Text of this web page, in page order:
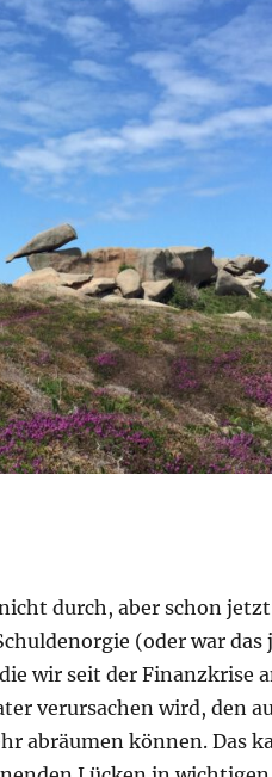
durch, aber schon
(oder war
wir seit der Finanzkrise
verursachen wird, den
abräumen können. Das